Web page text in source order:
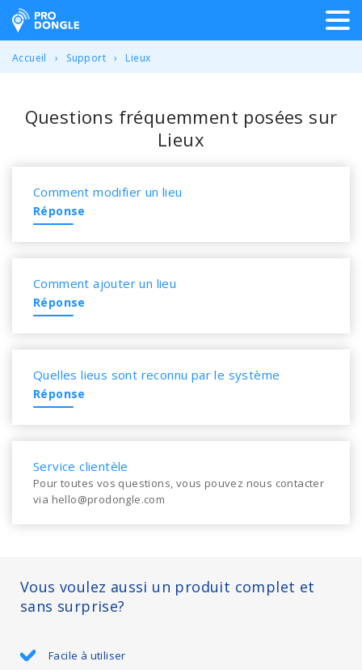
ProDongle Géolocalisation
Accueil Support Lieux
Questions fréquemment posées sur
Lieux
Comment modifier un lieu
Réponse
Comment ajouter un lieu
Réponse
Quelles lieus sont reconnu par le système
Réponse
Service clientèle
Pour toutes vos questions, vous pouvez nous contacter
via hello@prodongle.com
Vous voulez aussi un produit complet et
sans surprise?
Facile à utiliser